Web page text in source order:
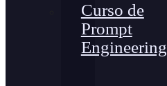
Curso de
Prompt
Engineering